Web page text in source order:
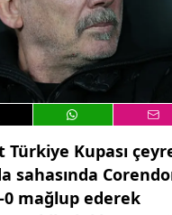
Türkiye Kupası
sahasında
mağlup ederek